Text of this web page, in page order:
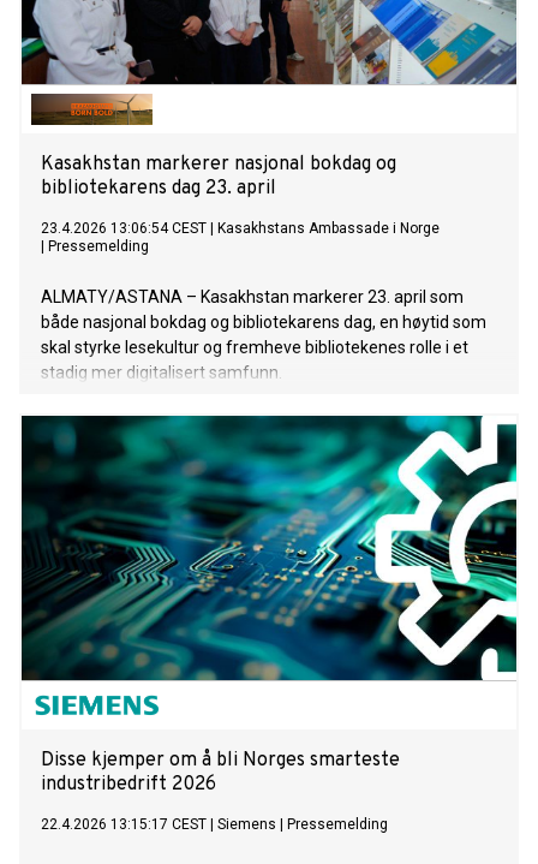
Kasakhstan markerer nasjonal bokdag og
bibliotekarens dag 23. april
23.4.2026 13:06:54 CEST
Kasakhstans Ambassade i Norge
Pressemelding
ALMATY/ASTANA – Kasakhstan markerer 23. april som
både nasjonal bokdag og bibliotekarens dag, en høytid som
skal styrke lesekultur og fremheve bibliotekenes rolle i et
stadig mer digitalisert samfunn.
Disse kjemper om å bli Norges smarteste
industribedrift 2026
22.4.2026 13:15:17 CEST Siemens Pressemelding